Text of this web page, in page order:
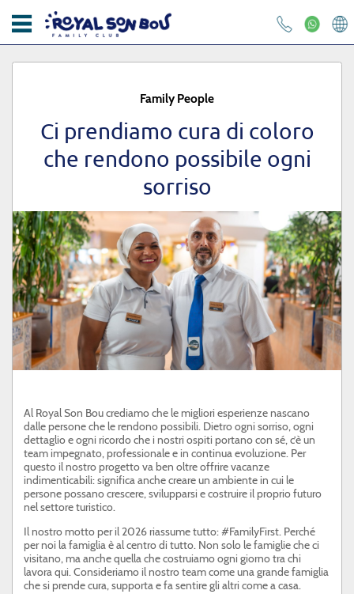
Password
Hai dimenticato la tua password?
REGISTRARSI
HOME
ROYAL SON BOU
KIKOLAND
FOTO E VIDEO
CONTATTO
OFFERTE
BLOG
RESPONSABILITÀ SOCIALE
SERVIZIO CLIENTI
PROFESSIONISTI
Family People
Ci prendiamo cura di coloro
che rendono possibile ogni
sorriso
Al Royal Son Bou crediamo che le migliori esperienze nascano
dalle persone che le rendono possibili. Dietro ogni sorriso, ogni
dettaglio e ogni ricordo che i nostri ospiti portano con sé, c’è un
team impegnato, professionale e in continua evoluzione. Per
questo il nostro progetto va ben oltre offrire vacanze
indimenticabili: significa anche creare un ambiente in cui le
persone possano crescere, svilupparsi e costruire il proprio futuro
nel settore turistico.
Il nostro motto per il 2026 riassume tutto: #FamilyFirst. Perché
per noi la famiglia è al centro di tutto. Non solo le famiglie che ci
visitano, ma anche quella che costruiamo ogni giorno tra chi
lavora qui. Consideriamo il nostro team come una grande famiglia
che si prende cura, supporta e fa sentire gli altri come a casa.